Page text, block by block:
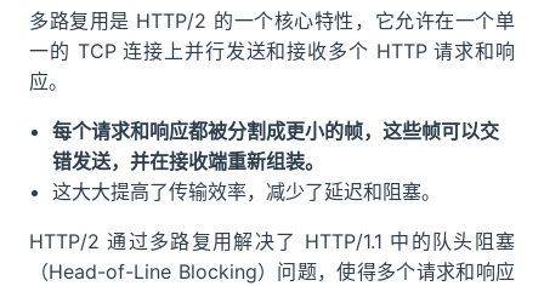
多路复用是 HTTP/2 的一个核心特性，它允许在一个单
一的 TCP 连接上并行发送和接收多个 HTTP 请求和响
应。
每个请求和响应都被分割成更小的帧，这些帧可以交
错发送，并在接收端重新组装。
这大大提高了传输效率，减少了延迟和阻塞。
HTTP/2 通过多路复用解决了 HTTP/1.1 中的队头阻塞
（Head-of-Line Blocking）问题，使得多个请求和响应